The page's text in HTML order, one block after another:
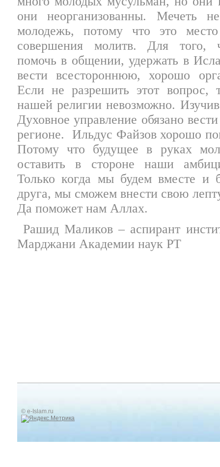
они неорганизованны. Мечеть
молодежь, потому что это
совершения молитв. Для того,
помочь в общении, удержать в
вести всестороннюю, хорошо
Если не разрешить этот вопрос,
нашей религии невозможно.
Духовное управление обязано
регионе.
Ильдус Файзов хорошо
Потому что будущее в руках
оставить в стороне наши
Только когда мы будем вместе и
друга, мы сможем внести свою
Да поможет нам Аллах.
Рашид Маликов – аспирант
Марджани Академии наук РТ
© e-Islam.ru